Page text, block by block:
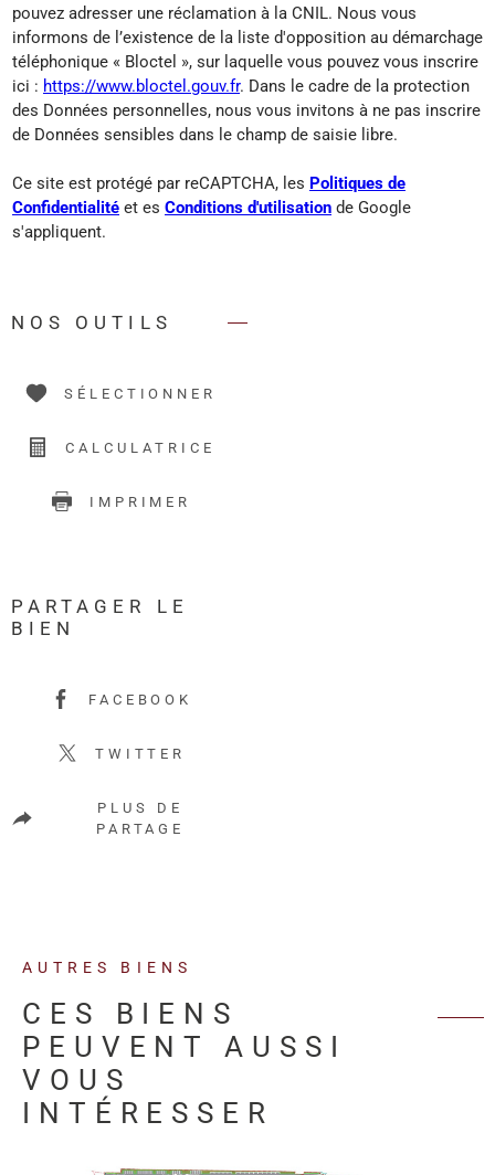
pouvez adresser une réclamation à la CNIL. Nous vous
informons de l’existence de la liste d'opposition au démarchage
téléphonique « Bloctel », sur laquelle vous pouvez vous inscrire
ici : https://www.bloctel.gouv.fr. Dans le cadre de la protection
des Données personnelles, nous vous invitons à ne pas inscrire
de Données sensibles dans le champ de saisie libre.
Ce site est protégé par reCAPTCHA, les Politiques de
Confidentialité et es Conditions d'utilisation de Google
s'appliquent.
NOS OUTILS
SÉLECTIONNER
CALCULATRICE
IMPRIMER
PARTAGER LE
BIEN
FACEBOOK
TWITTER
PLUS DE
PARTAGE
AUTRES BIENS
CES BIENS
PEUVENT AUSSI
VOUS
INTÉRESSER